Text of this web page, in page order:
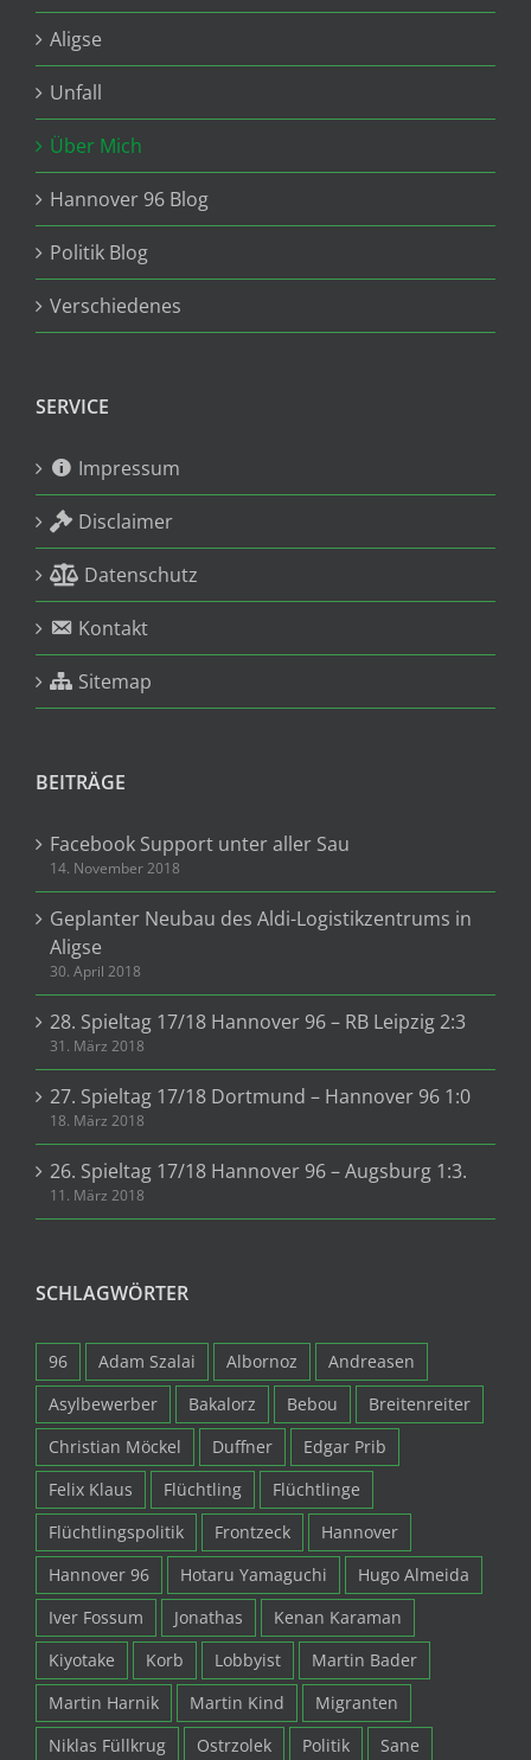
Aligse
Unfall
Über Mich
Hannover 96 Blog
Politik Blog
Verschiedenes
SERVICE
Impressum
Disclaimer
Datenschutz
Kontakt
Sitemap
BEITRÄGE
Facebook Support unter aller Sau
14. November 2018
Geplanter Neubau des Aldi-Logistikzentrums in
Aligse
30. April 2018
28. Spieltag 17/18 Hannover 96 – RB Leipzig 2:3
31. März 2018
27. Spieltag 17/18 Dortmund – Hannover 96 1:0
18. März 2018
26. Spieltag 17/18 Hannover 96 – Augsburg 1:3.
11. März 2018
SCHLAGWÖRTER
96 Adam Szalai Albornoz
Andreasen
Asylbewerber
Bakalorz Bebou
Breitenreiter
Christian Möckel
Duffner
Edgar Prib
Felix Klaus
Flüchtling
Flüchtlinge
Flüchtlingspolitik
Frontzeck
Hannover
Hannover 96
Hotaru Yamaguchi
Hugo Almeida
Iver Fossum
Jonathas
Kenan Karaman
Kiyotake
Korb Lobbyist
Martin Bader
Martin Harnik
Martin Kind
Migranten
Niklas Füllkrug
Ostrzolek Politik Sane